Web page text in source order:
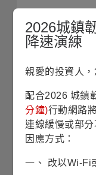
2025/11
2020
資料來源：理柏，
◆表示為配息日
蘊含龐大商
2026城鎮
降速演練
親愛的投資人，
配合2026 城鎮
分鐘)行動網路
連線緩慢或部
因應方式：
一、 改以Wi-Fi